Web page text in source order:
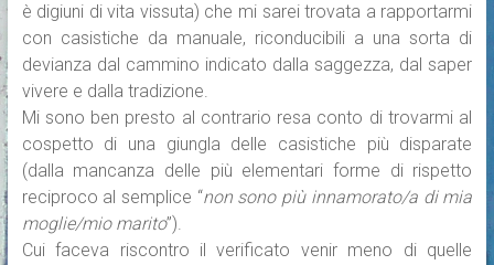
è digiuni di vita vissuta) che mi sarei trovata a rapportarmi
con casistiche da manuale, riconducibili a una sorta di
devianza dal cammino indicato dalla saggezza, dal saper
vivere e dalla tradizione.
Mi sono ben presto al contrario resa conto di trovarmi al
cospetto di una giungla delle casistiche più disparate
(dalla mancanza delle più elementari forme di rispetto
reciproco al semplice “non sono più innamorato/a di mia
moglie/mio marito”).
Cui faceva riscontro il verificato venir meno di quelle